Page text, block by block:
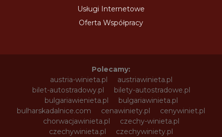
Usługi Internetowe
Oferta Współpracy
Polecamy:
austria-winieta.pl
austriawinieta.pl
bilet-autostradowy.pl
bilety-autostradowe.pl
bulgariawienieta.pl
bulgariawinieta.pl
bulharskadalnice.com
cenawiniety.pl
cenywiniet.pl
chorwacjawinieta.pl
czechy-winieta.pl
czechywinieta.pl
czechywiniety.pl